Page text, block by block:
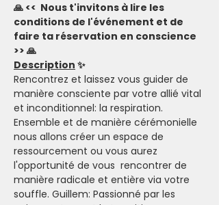
🙏 <<  Nous t'invitons à lire les
conditions de l'événement et de
faire ta réservation en conscience
>> 🙏
Description ✨
Rencontrez et laissez vous guider de
manière consciente par votre allié vital
et inconditionnel: la respiration.
Ensemble et de manière cérémonielle
nous allons créer un espace de
ressourcement ou vous aurez
l'opportunité de vous  rencontrer de
manière radicale et entière via votre
souffle. Guillem: Passionné par les